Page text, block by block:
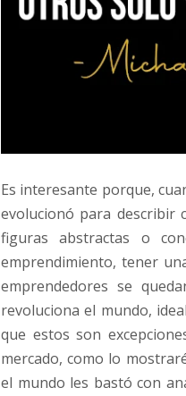
Es interesante porque,
evolucionó para describir
figuras abstractas o
emprendimiento, tener
emprendedores se
revoluciona el mundo,
que estos son
mercado, como lo
el mundo les bastó con